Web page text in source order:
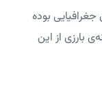
بوده
بارزی از این